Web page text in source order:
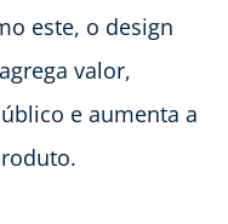
este, o design
valor,
e aumenta a